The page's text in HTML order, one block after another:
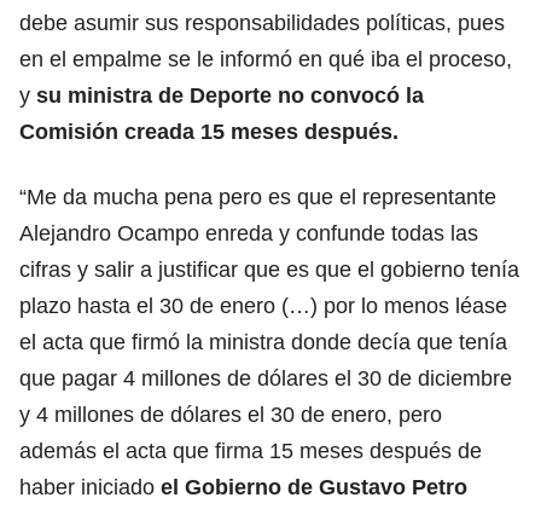
debe asumir sus responsabilidades políticas, pues
en el empalme se le informó en qué iba el proceso,
y su ministra de Deporte no convocó la
Comisión creada 15 meses después.
“Me da mucha pena pero es que el representante
Alejandro Ocampo enreda y confunde todas las
cifras y salir a justificar que es que el gobierno tenía
plazo hasta el 30 de enero (…) por lo menos léase
el acta que firmó la ministra donde decía que tenía
que pagar 4 millones de dólares el 30 de diciembre
y 4 millones de dólares el 30 de enero, pero
además el acta que firma 15 meses después de
haber iniciado el Gobierno de Gustavo Petro